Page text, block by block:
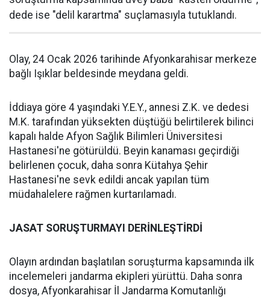
dede ise "delil karartma" suçlamasıyla tutuklandı.
Olay, 24 Ocak 2026 tarihinde Afyonkarahisar merkeze
bağlı Işıklar beldesinde meydana geldi.
İddiaya göre 4 yaşındaki Y.E.Y., annesi Z.K. ve dedesi
M.K. tarafından yüksekten düştüğü belirtilerek bilinci
kapalı halde Afyon Sağlık Bilimleri Üniversitesi
Hastanesi'ne götürüldü. Beyin kanaması geçirdiği
belirlenen çocuk, daha sonra Kütahya Şehir
Hastanesi'ne sevk edildi ancak yapılan tüm
müdahalelere rağmen kurtarılamadı.
JASAT SORUŞTURMAYI DERİNLEŞTİRDİ
Olayın ardından başlatılan soruşturma kapsamında ilk
incelemeleri jandarma ekipleri yürüttü. Daha sonra
dosya, Afyonkarahisar İl Jandarma Komutanlığı